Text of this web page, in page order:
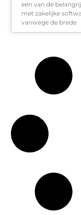
een van de
met zakelijke
vanwege de brede